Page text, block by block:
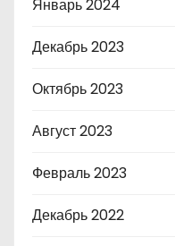
Январь 2024
Декабрь 2023
Октябрь 2023
Август 2023
Февраль 2023
Декабрь 2022